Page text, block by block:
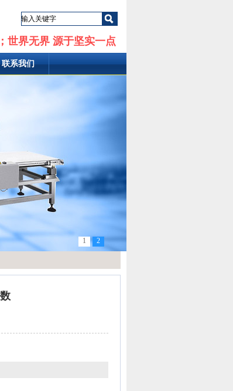
世界无界 源于坚实一点
联系我们
1 2